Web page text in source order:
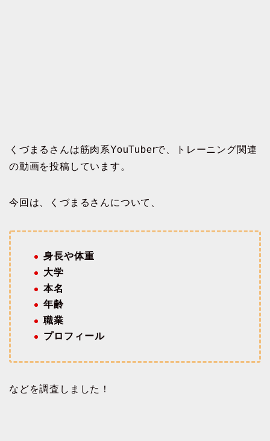
くづまるさんは筋肉系YouTuberで、トレーニング関連
の動画を投稿しています。
今回は、くづまるさんについて、
身長や体重
大学
本名
年齢
職業
プロフィール
などを調査しました！